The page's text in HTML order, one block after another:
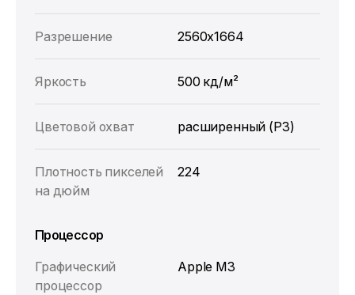
Разрешение 2560x1664
Яркость 500 кд/м²
Цветовой охват расширенный (P3)
Плотность пикселей
на дюйм
224
Процессор
Графический
процессор
Apple M3